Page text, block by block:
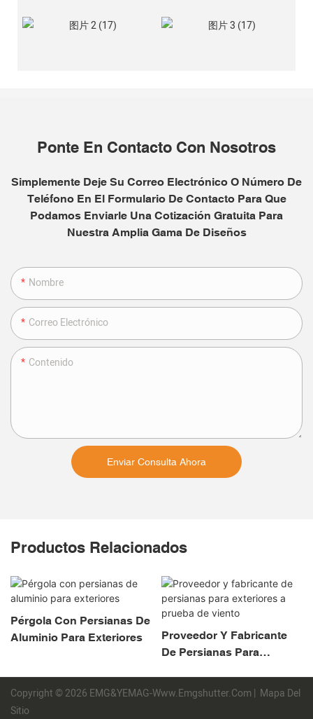
Ponte En Contacto Con Nosotros
Simplemente Deje Su Correo Electrónico O Número De
Teléfono En El Formulario De Contacto Para Que
Podamos Enviarle Una Cotización Gratuita Para
Nuestra Amplia Gama De Diseños
Nombre
Correo Electrónico
Contenido
Enviar Consulta Ahora
Productos Relacionados
Pérgola Con Persianas De
Aluminio Para Exteriores
Proveedor Y Fabricante
De Persianas Para
Copyright © 2026 EMG&YEMAG-Www.emgshutter.com | Mapa Del
Sitio